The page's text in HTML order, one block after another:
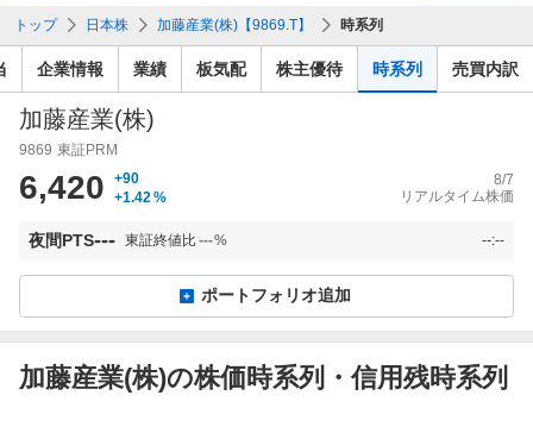
検
トップ 日本株 加藤産業(株)【9869.T】 時系列
企業情報 業績 板気配 株主優待 時系列 売買内訳
加藤産業(株)
9869 東証PRM
6,420
+90
+1.42 %
8/7
リアルタイム株価
夜間PTS--- 東証終値比---% --:--
ポートフォリオ追加
加藤産業(株)の株価時系列・信用残時系列
価